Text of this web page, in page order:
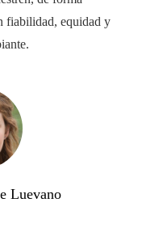
fiabilidad, equidad y
Luevano